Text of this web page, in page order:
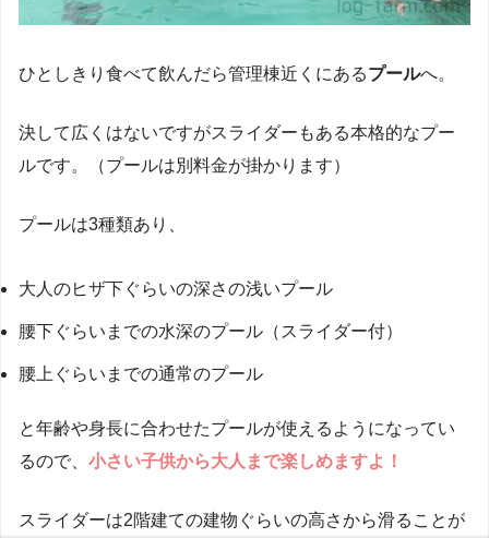
ひとしきり食べて飲んだら管理棟近くにあるプールへ。
決して広くはないですがスライダーもある本格的なプー
ルです。（プールは別料金が掛かります）
プールは3種類あり、
大人のヒザ下ぐらいの深さの浅いプール
腰下ぐらいまでの水深のプール（スライダー付）
腰上ぐらいまでの通常のプール
と年齢や身長に合わせたプールが使えるようになってい
るので、 小さい子供から大人まで楽しめますよ！
スライダーは2階建ての建物ぐらいの高さから滑ることが